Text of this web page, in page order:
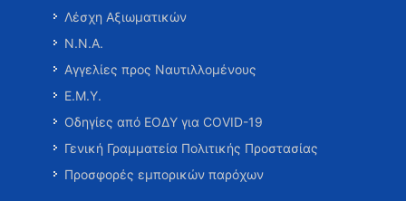
Λέσχη Αξιωματικών
Ν.Ν.Α.
Αγγελίες προς Ναυτιλλομένους
Ε.Μ.Υ.
Οδηγίες από ΕΟΔΥ για COVID-19
Γενική Γραμματεία Πολιτικής Προστασίας
Προσφορές εμπορικών παρόχων